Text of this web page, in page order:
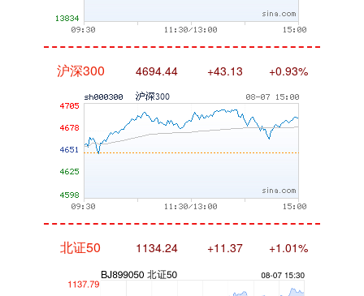
沪深300 4694.44 +43.13 +0.93%
北证50 1134.24 +11.37 +1.01%